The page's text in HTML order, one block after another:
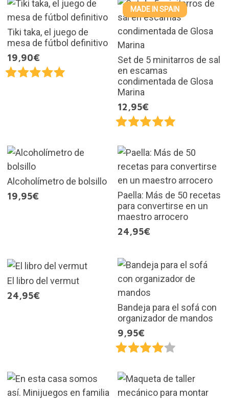
Tiki taka, el juego de
mesa de fútbol definitivo
19,90€
MADE IN SPAIN
Set de 5 minitarros de sal
en escamas
condimentada de Glosa
Marina
12,95€
Alcoholímetro de bolsillo
19,95€
Paella: Más de 50 recetas
para convertirse en un
maestro arrocero
24,95€
El libro del vermut
24,95€
Bandeja para el sofá con
organizador de mandos
9,95€